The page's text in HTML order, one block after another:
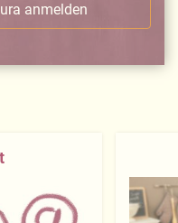
anmelden